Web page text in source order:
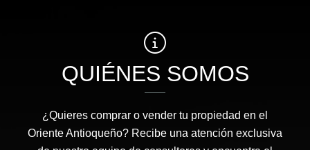
QUIÉNES SOMOS
¿Quieres comprar o vender tu propiedad en el
Oriente Antioqueño? Recibe una atención exclusiva